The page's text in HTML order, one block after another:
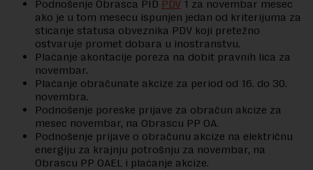
Podnošenje Obrasca PID PDV1 za novembar mesec
ako je u tom mesecu ispunjen jedan od kriterijuma za
sticanje statusa obveznika PDV koji pretežno
ostvaruje promet dobara u inostranstvu.
Plaćanje akontacije poreza na dobit pravnih lica za
novembar.
Plaćanje obračunate akcize za period od 16. do 30.
novembra.
Podnošenje poreske prijave za obračun akcize za
mesec novembar, na Obrascu PP OA.
Podnošenje prijave o obračunu akcize na električnu
energiju za krajnju potrošnju za novembar, na
Obrascu PP OAEL i plaćanje akcize.